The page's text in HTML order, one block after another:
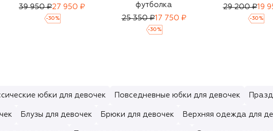
39 950 ₽27 950 ₽
-30 %
футболка
25 350 ₽17 750 ₽
-30 %
29 200 ₽19
-30 %
юбки для девочек Повседневные юбки для девочек
Блузы для девочек Брюки для девочек Верхняя одежда для